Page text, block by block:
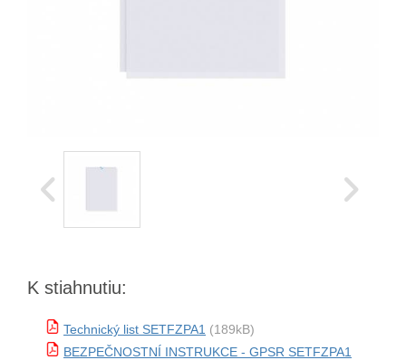
K stiahnutiu:
Technický list SETFZPA1 (189kB)
BEZPEČNOSTNÍ INSTRUKCE - GPSR SETFZPA1